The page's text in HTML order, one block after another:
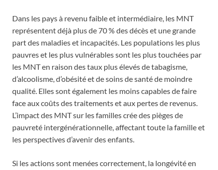
Dans les pays à revenu faible et intermédiaire, les MNT
représentent déjà plus de 70 % des décès et une grande
part des maladies et incapacités. Les populations les plus
pauvres et les plus vulnérables sont les plus touchées par
les MNT en raison des taux plus élevés de tabagisme,
d’alcoolisme, d’obésité et de soins de santé de moindre
qualité. Elles sont également les moins capables de faire
face aux coûts des traitements et aux pertes de revenus.
L’impact des MNT sur les familles crée des pièges de
pauvreté intergénérationnelle, affectant toute la famille et
les perspectives d’avenir des enfants.
Si les actions sont menées correctement, la longévité en